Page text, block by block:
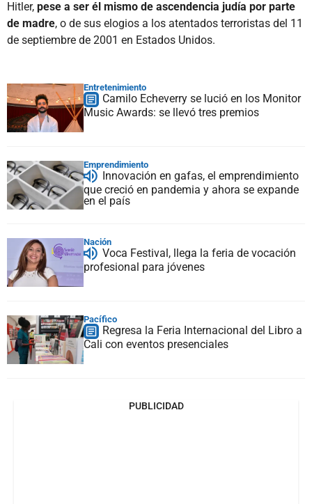
Hitler, pese a ser él mismo de ascendencia judía por parte
de madre, o de sus elogios a los atentados terroristas del 11
de septiembre de 2001 en Estados Unidos.
Entretenimiento
Camilo Echeverry se lució en los Monitor
Music Awards: se llevó tres premios
Emprendimiento
Innovación en gafas, el emprendimiento
que creció en pandemia y ahora se expande
en el país
Nación
Voca Festival, llega la feria de vocación
profesional para jóvenes
Pacífico
Regresa la Feria Internacional del Libro a
Cali con eventos presenciales
PUBLICIDAD